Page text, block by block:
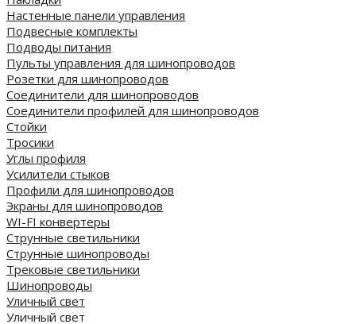
Настенные панели управления
Подвесные комплекты
Подводы питания
Пульты управления для шинопроводов
Розетки для шинопроводов
Соединители для шинопроводов
Соединители профилей для шинопроводов
Стойки
Тросики
Углы профиля
Усилители стыков
Профили для шинопроводов
Экраны для шинопроводов
WI-FI конвертеры
Струнные светильники
Струнные шинопроводы
Трековые светильники
Шинопроводы
Уличный свет
Уличный свет